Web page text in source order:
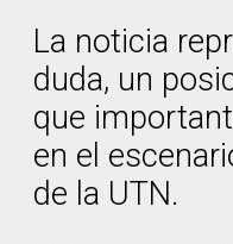
La noticia
duda, un
que
en el
de la UTN.